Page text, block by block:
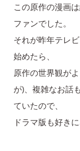
この原作の漫画
ファンでした。
それが昨年テレ
始めたら、
原作の世界観が
が)、複雑なお話
ていたので、
ドラマ版も好き